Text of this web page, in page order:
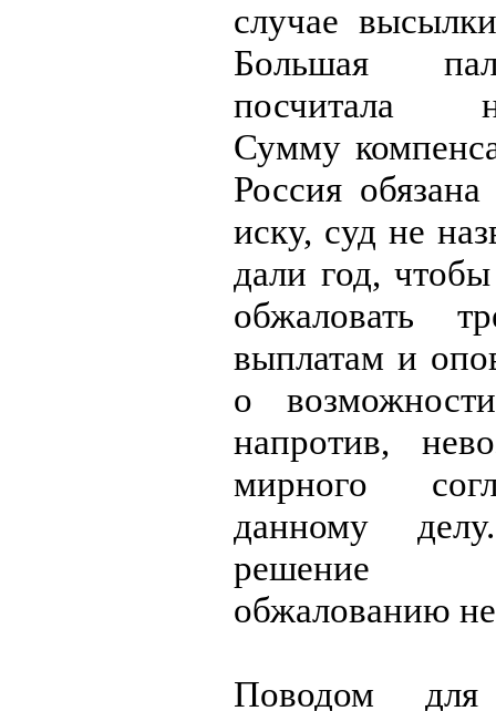
случае
Большая
посчитала
Сумму
Россия
иску, суд не
дали год,
обжаловать
выплатам и
о
напротив,
мирного
данному
решение
обжалованию
Поводом